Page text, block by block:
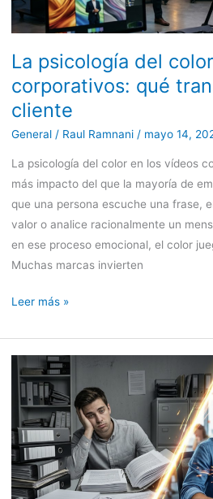
La psicología del
corporativos: qué
cliente
General/ Raul Ramnani / mayo 14,
La psicología del color en los vídeos
más impacto del que la mayoría de
que una persona escuche una frase,
valor o analice racionalmente un
en ese proceso emocional, el color
Muchas marcas invierten
qué
transmites
a
cliente
Leer más »
Vídeos
de
formación
interna:
del
manual
aburrido